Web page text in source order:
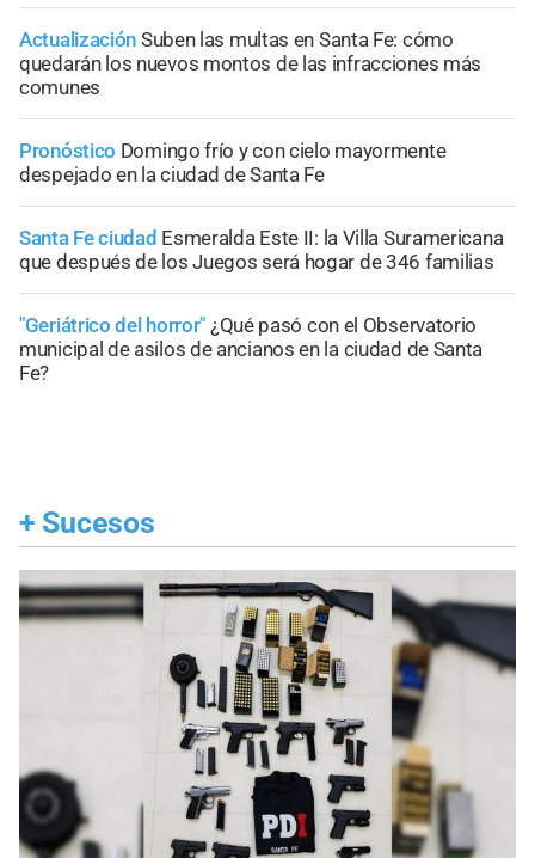
Actualización Suben las multas en Santa Fe: cómo
quedarán los nuevos montos de las infracciones más
comunes
Pronóstico Domingo frío y con cielo mayormente
despejado en la ciudad de Santa Fe
Santa Fe ciudad Esmeralda Este II: la Villa Suramericana
que después de los Juegos será hogar de 346 familias
"Geriátrico del horror" ¿Qué pasó con el Observatorio
municipal de asilos de ancianos en la ciudad de Santa
Fe?
+ Sucesos